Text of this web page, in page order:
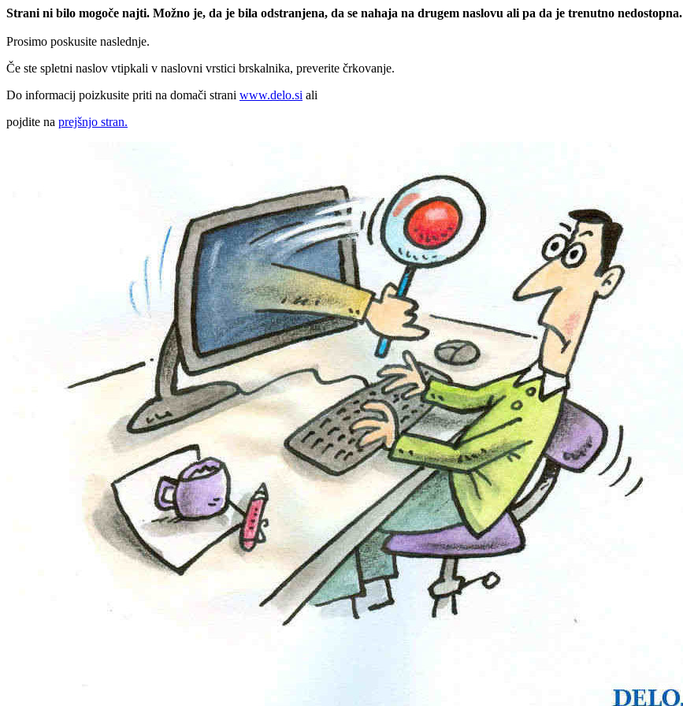
Strani ni bilo mogoče najti. Možno je, da je bila odstranjena, da se nahaja na drugem naslovu ali pa da je trenutno nedostopna.
Prosimo poskusite naslednje.
Če ste spletni naslov vtipkali v naslovni vrstici brskalnika, preverite črkovanje.
Do informacij poizkusite priti na domači strani www.delo.si ali
pojdite na prejšnjo stran.